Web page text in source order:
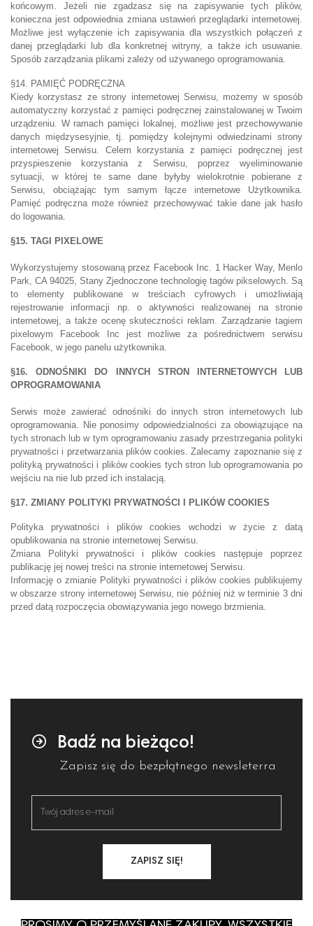
końcowym. Jeżeli nie zgadzasz się na zapisywanie tych plików,
konieczna jest odpowiednia zmiana ustawień przeglądarki internetowej.
Możliwe jest wyłączenie ich zapisywania dla wszystkich połączeń z
danej przeglądarki lub dla konkretnej witryny, a także ich usuwanie.
Sposób zarządzania plikami zależy od używanego oprogramowania.
§14. PAMIĘĆ PODRĘCZNA
Kiedy korzystasz ze strony internetowej Serwisu, możemy w sposób
automatyczny korzystać z pamięci podręcznej zainstalowanej w Twoim
urządzeniu. W ramach pamięci lokalnej, możliwe jest przechowywanie
danych międzysesyjnie, tj. pomiędzy kolejnymi odwiedzinami strony
internetowej Serwisu. Celem korzystania z pamięci podręcznej jest
przyspieszenie korzystania z Serwisu, poprzez wyeliminowanie
sytuacji, w której te same dane byłyby wielokrotnie pobierane z
Serwisu, obciążając tym samym łącze internetowe Użytkownika.
Pamięć podręczna może również przechowywać takie dane jak hasło
do logowania.
§15. TAGI PIXELOWE
Wykorzystujemy stosowaną przez Facebook Inc. 1 Hacker Way, Menlo
Park, CA 94025, Stany Zjednoczone technologię tagów pikselowych. Są
to elementy publikowane w treściach cyfrowych i umożliwiają
rejestrowanie informacji np. o aktywności realizowanej na stronie
internetowej, a także ocenę skuteczności reklam. Zarządzanie tagiem
pixelowym Facebook Inc jest możliwe za pośrednictwem serwisu
Facebook, w jego panelu użytkownika.
§16. ODNOŚNIKI DO INNYCH STRON INTERNETOWYCH LUB
OPROGRAMOWANIA
Serwis może zawierać odnośniki do innych stron internetowych lub
oprogramowania. Nie ponosimy odpowiedzialności za obowiązujące na
tych stronach lub w tym oprogramowaniu zasady przestrzegania polityki
prywatności i przetwarzania plików cookies. Zalecamy zapoznanie się z
polityką prywatności i plików cookies tych stron lub oprogramowania po
wejściu na nie lub przed ich instalacją.
§17. ZMIANY POLITYKI PRYWATNOŚCI I PLIKÓW COOKIES
Polityka prywatności i plików cookies wchodzi w życie z datą
opublikowania na stronie internetowej Serwisu.
Zmiana Polityki prywatności i plików cookies następuje poprzez
publikację jej nowej treści na stronie internetowej Serwisu.
Informację o zmianie Polityki prywatności i plików cookies publikujemy
w obszarze strony internetowej Serwisu, nie później niż w terminie 3 dni
przed datą rozpoczęcia obowiązywania jego nowego brzmienia.
Badź na bieżąco!
Zapisz się do bezpłątnego newsleterra
ZAPISZ SIĘ!